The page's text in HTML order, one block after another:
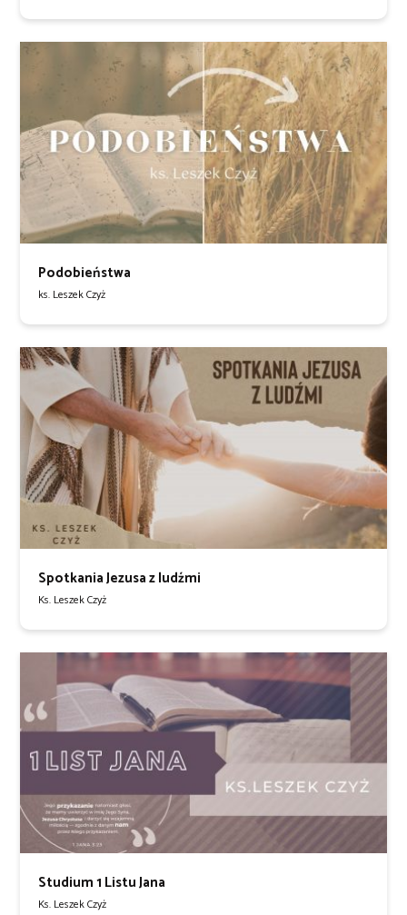
Podobieństwa
ks. Leszek Czyż
Spotkania Jezusa z ludźmi
Ks. Leszek Czyż
Studium 1 Listu Jana
Ks. Leszek Czyż